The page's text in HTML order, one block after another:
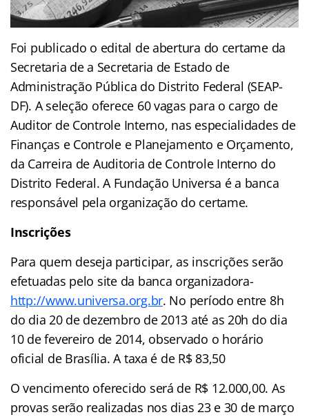
Foi publicado o edital de abertura do certame da
Secretaria de a Secretaria de Estado de
Administração Pública do Distrito Federal (SEAP-
DF). A seleção oferece 60 vagas para o cargo de
Auditor de Controle Interno, nas especialidades de
Finanças e Controle e Planejamento e Orçamento,
da Carreira de Auditoria de Controle Interno do
Distrito Federal. A Fundação Universa é a banca
responsável pela organização do certame.
Inscrições
Para quem deseja participar, as inscrições serão
efetuadas pelo site da banca organizadora-
http://www.universa.org.br. No período entre 8h
do dia 20 de dezembro de 2013 até as 20h do dia
10 de fevereiro de 2014, observado o horário
oficial de Brasília. A taxa é de R$ 83,50
O vencimento oferecido será de R$ 12.000,00. As
provas serão realizadas nos dias 23 e 30 de março